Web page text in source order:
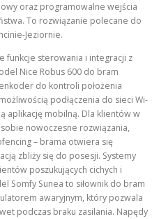
oraz programowalne wejścia
To rozwiązanie polecane do
Jeziornie.
funkcje sterowania i integracji z
Nice Robus 600 do bram
do kontroli położenia
podłączenia do sieci Wi-
aplikację mobilną. Dla klientów w
nowoczesne rozwiązania,
– brama otwiera się
zbliży się do posesji. Systemy
poszukujących cichych i
Somfy Sunea to siłownik do bram
awaryjnym, który pozwala
podczas braku zasilania. Napędy